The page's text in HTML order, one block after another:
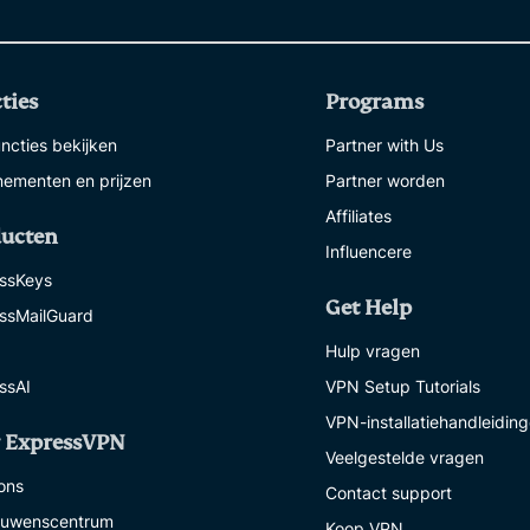
bekijken
en prijzen
ExpressVPN
Programs
Partner with Us
Partner worden
Affiliates
Influencere
Get Help
Hulp vragen
VPN Setup Tutorials
VPN-
Veelgestelde vragen
Contact support